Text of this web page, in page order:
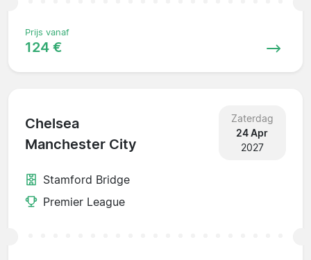
Prijs vanaf
124 €
Chelsea
Manchester City
Zaterdag
24 Apr
2027
Stamford Bridge
Premier League